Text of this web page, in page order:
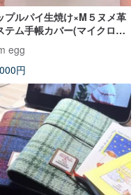
プルパイ生焼け×M５ヌメ革
テム手帳カバー(マイクロ５/
穴)
egg
円